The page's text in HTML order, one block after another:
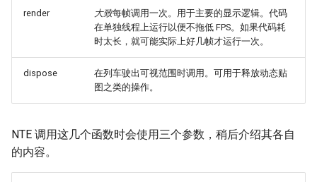
render 大致每帧调用一次。用于主要的显示逻辑。代码
在单独线程上运行以便不拖低 FPS。如果代码耗
时太长，就可能实际上好几帧才运行一次。
dispose
在列车驶出可视范围时调用。可用于释放动态贴
图之类的操作。
NTE 调用这几个函数时会使用三个参数，稍后介绍其各自
的内容。